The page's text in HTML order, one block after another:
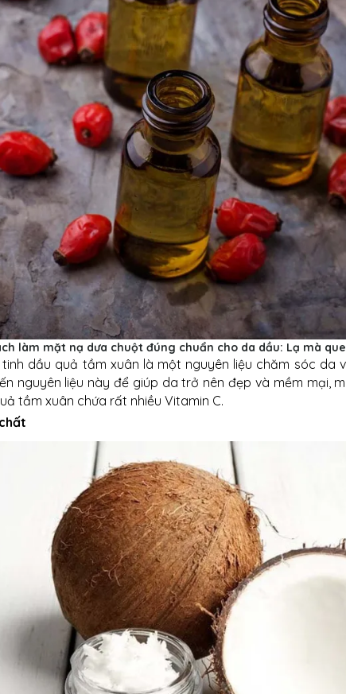
làm mặt nạ dưa chuột đúng chuẩn cho da dầu: Lạ mà
dầu quả tầm xuân là một nguyên liệu chăm sóc da
nguyên liệu này để giúp da trở nên đẹp và mềm mại,
tầm xuân chứa rất nhiều Vitamin C.